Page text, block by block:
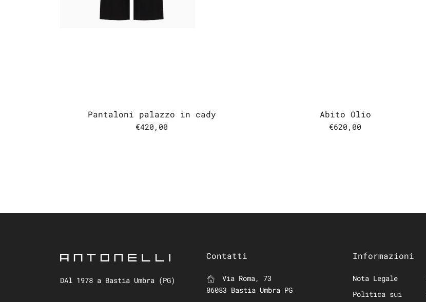
Pantaloni palazzo in cady
€420,00
Abito Olio
€620,00
DAl 1978 a Bastia Umbra (PG)
Contatti
Via Roma, 73
06083 Bastia Umbra PG
Informazioni
Nota Legale
Politica sui